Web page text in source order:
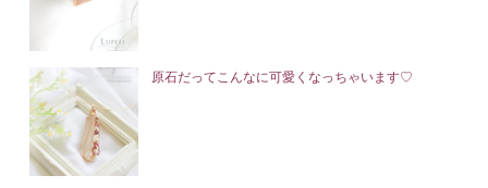
原石だってこんなに可愛くなっちゃいます♡